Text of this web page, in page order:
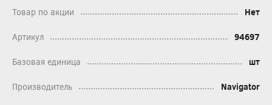
Товар по акции Нет
Артикул 94697
Базовая единица шт
Производитель Navigator